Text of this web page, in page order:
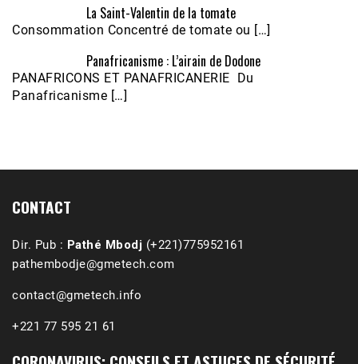
Écoutez le parcours de Claudiane Kapia
Nobana (Podologue)
Feb 24, 2021 • 28mn
La Saint-Valentin de la tomate
Consommation Concentré de tomate ou […]
Panafricanisme : L’airain de Dodone
PANAFRICONS ET PANAFRICANERIE Du
Panafricanisme […]
CONTACT
Dir. Pub : Pathé Mbodj (+221)775952161
pathembodje@gmetech.com
contact@gmetech.info
+221 77 595 21 61